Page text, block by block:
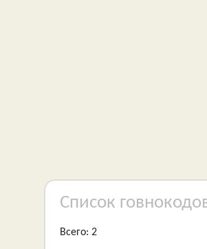
Список
Всего: 2